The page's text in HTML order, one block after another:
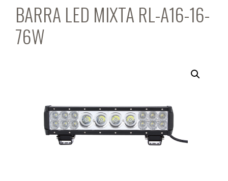
BARRA LED MIXTA RL-A16-16-
76W